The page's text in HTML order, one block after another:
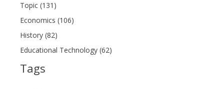
Topic (131)
Economics (106)
History (82)
Educational Technology (62)
Tags